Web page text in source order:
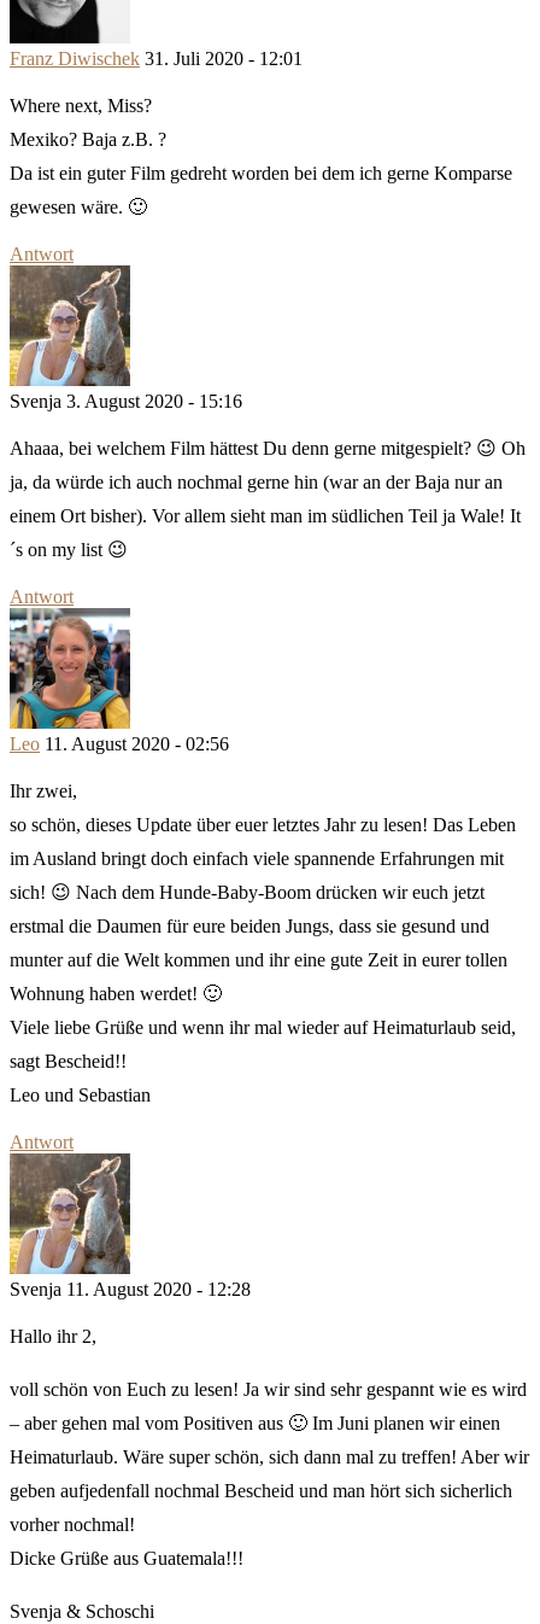
Franz Diwischek 31. Juli 2020 - 12:01
Where next, Miss?
Mexiko? Baja z.B. ?
Da ist ein guter Film gedreht worden bei dem ich gerne Komparse
gewesen wäre. 🙂
Antwort
Svenja 3. August 2020 - 15:16
Ahaaa, bei welchem Film hättest Du denn gerne mitgespielt? 😉 Oh
ja, da würde ich auch nochmal gerne hin (war an der Baja nur an
einem Ort bisher). Vor allem sieht man im südlichen Teil ja Wale! It
´s on my list 😉
Antwort
Leo 11. August 2020 - 02:56
Ihr zwei,
so schön, dieses Update über euer letztes Jahr zu lesen! Das Leben
im Ausland bringt doch einfach viele spannende Erfahrungen mit
sich! 😉 Nach dem Hunde-Baby-Boom drücken wir euch jetzt
erstmal die Daumen für eure beiden Jungs, dass sie gesund und
munter auf die Welt kommen und ihr eine gute Zeit in eurer tollen
Wohnung haben werdet! 🙂
Viele liebe Grüße und wenn ihr mal wieder auf Heimaturlaub seid,
sagt Bescheid!!
Leo und Sebastian
Antwort
Svenja 11. August 2020 - 12:28
Hallo ihr 2,
voll schön von Euch zu lesen! Ja wir sind sehr gespannt wie es wird
– aber gehen mal vom Positiven aus 🙂 Im Juni planen wir einen
Heimaturlaub. Wäre super schön, sich dann mal zu treffen! Aber wir
geben aufjedenfall nochmal Bescheid und man hört sich sicherlich
vorher nochmal!
Dicke Grüße aus Guatemala!!!
Svenja & Schoschi